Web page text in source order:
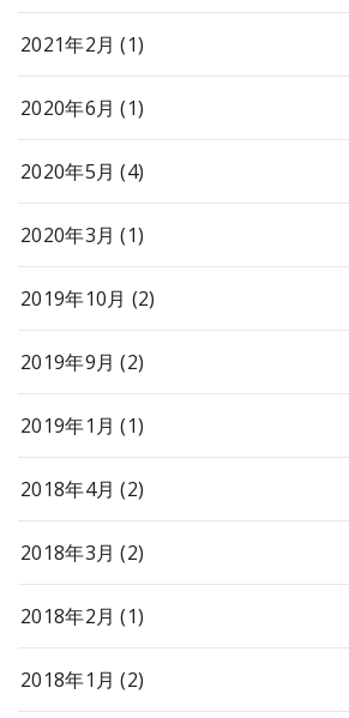
2021年2月 (1)
2020年6月 (1)
2020年5月 (4)
2020年3月 (1)
2019年10月 (2)
2019年9月 (2)
2019年1月 (1)
2018年4月 (2)
2018年3月 (2)
2018年2月 (1)
2018年1月 (2)